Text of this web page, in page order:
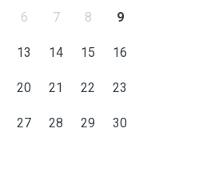
6 7 8 9
13 14 15 16
20 21 22 23
27 28 29 30